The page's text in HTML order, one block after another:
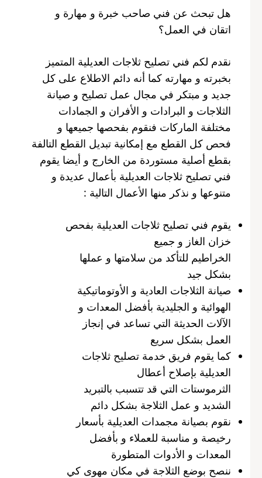
هل تبحث عن فني صاحب خبرة و مهارة و
اتقان في العمل؟
نقدم لكم فني تصليح ثلاجات العديلية المتميز
بخبرته و مهارته كما أنه دائم الاطلاع على كل
جديد و مبتكر في مجال عمل تصليح و صيانة
الثلاجات و البرادات و الأفران و الجمادات
مختلفة الماركات فنقوم بفحصها جميعها و
فحص كل القطع مع إمكانية تبديل القطع التالفة
بقطع أصلية مستوردة من الخارج و أيضا يقوم
فني تصليح ثلاجات العديلية بأعمال عديدة و
متنوعها و نذكر منها الأعمال التالية :
يقوم فني تصليح ثلاجات العديلية بفحص
خزان الغاز و جميع
الخراطيم للتأكد من سلامتها و عملها
بشكل جيد
صيانة الثلاجات العادية و الأوتوماتيكية
الهوائية و الجليدية بأفضل المعدات و
الآلات الحديثة التي تساعد في إنجاز
العمل بشكل سريع
كما يقوم فريق خدمة تصليح ثلاجات
العديلية بإصلاح أعطال
الثرموستات التي قد تتسبب بالتبريد
الشديد و عمل الثلاجة بشكل دائم
نقوم بصيانة مجمدات العديلية بأسعار
رخيصة و مناسبة للعملاء و بأفضل
المعدات و الأدوات المتطورة
ننصح بوضع الثلاجة في مكان مهوى كي